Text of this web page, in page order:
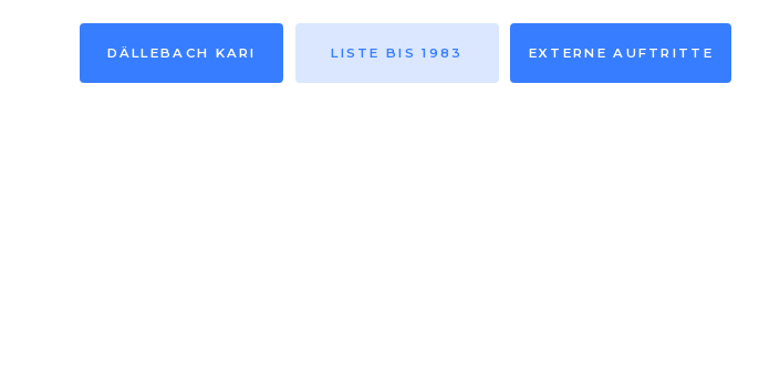
DÄLLEBACH KARI LISTE BIS 1983 EXTERNE AUFTRITTE